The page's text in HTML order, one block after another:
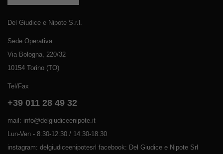
Del Giudice e Nipote S.r.l.
Sede Operativa
Via Bologna, 220/32
10154 Torino (TO)
Tel/Fax
+39 011 28 49 32
mail: info@delgiudiceenipote.it
Lun-Ven - 8:30-12:30 / 14:30-18:30
instagram: delgiudiceenipotesrl facebook: Del Giudice e Nipote Srl